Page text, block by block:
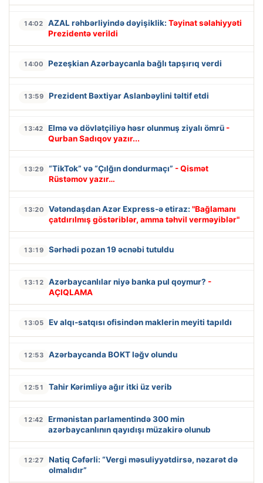
14:02 AZAL rəhbərliyində dəyişiklik: Təyinat səlahiyyəti
Prezidentə verildi
14:00 Pezeşkian Azərbaycanla bağlı tapşırıq verdi
13:59 Prezident Bəxtiyar Aslanbəylini təltif etdi
13:42 Elmə və dövlətçiliyə həsr olunmuş ziyalı ömrü -
Qurban Sadıqov yazır...
13:29 “TikTok” və “Çılğın dondurmaçı” - Qismət
Rüstəmov yazır…
13:20 Vətəndaşdan Azər Express-ə etiraz: "Bağlamanı
çatdırılmış göstəriblər, amma təhvil verməyiblər"
13:19 Sərhədi pozan 19 əcnəbi tutuldu
13:12 Azərbaycanlılar niyə banka pul qoymur? -
AÇIQLAMA
13:05 Ev alqı-satqısı ofisindən maklerin meyiti tapıldı
12:53 Azərbaycanda BOKT ləğv olundu
12:51 Tahir Kərimliyə ağır itki üz verib
12:42
Ermənistan parlamentində 300 min
azərbaycanlının qayıdışı müzakirə olunub
12:27
Natiq Cəfərli: “Vergi məsuliyyətdirsə, nəzarət də
olmalıdır”